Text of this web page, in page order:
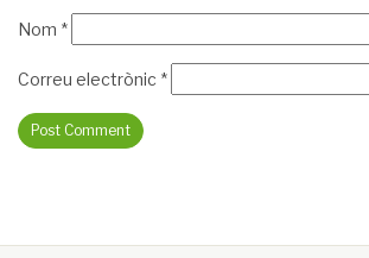
Nom *
Correu electrònic *